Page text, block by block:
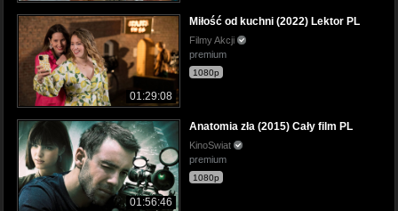
01:29:08
Miłość od kuchni (2022) Lektor PL
Filmy Akcji
premium
1080p
01:56:46
Anatomia zła (2015) Cały film PL
KinoSwiat
premium
1080p